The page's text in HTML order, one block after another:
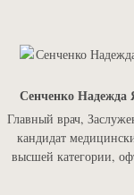
Сенченко Надежда
Главный врач,
кандидат
высшей категории,